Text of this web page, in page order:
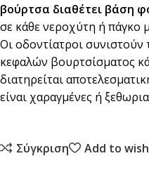
βούρτσα διαθέτει βάση
σε κάθε νεροχύτη ή πάγκο
Οι οδοντίατροι
κεφαλών βουρτσίσματος
διατηρείται
είναι χαραγμένες ή
Σύγκριση Add to